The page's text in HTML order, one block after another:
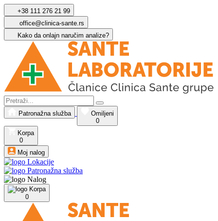
+38 111 276 21 99
office@clinica-sante.rs
Kako da onlajn naručim analize?
Patronažna služba
Omiljeni
0
Korpa
0
Moj nalog
Lokacije
Patronažna služba
Nalog
Korpa
0